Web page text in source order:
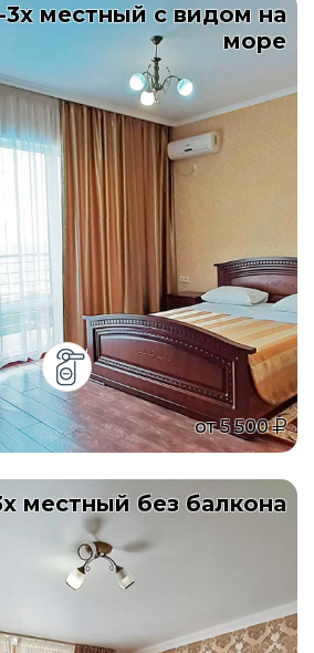
местный с видом на
море
от 5 500
местный без балкона